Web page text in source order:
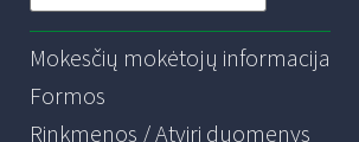
Mokesčių mokėtojų informacija
Formos
Rinkmenos / Atviri duomenys